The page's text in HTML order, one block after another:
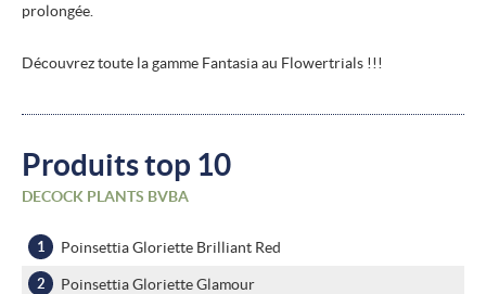
prolongée.
Découvrez toute la gamme Fantasia au Flowertrials !!!
Produits top 10
DECOCK PLANTS BVBA
Poinsettia Gloriette Brilliant Red
Poinsettia Gloriette Glamour